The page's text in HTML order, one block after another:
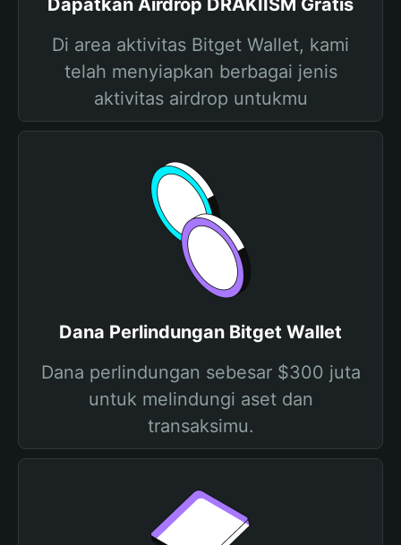
Dapatkan Airdrop DRAKIISM Gratis
Di area aktivitas Bitget Wallet, kami
telah menyiapkan berbagai jenis
aktivitas airdrop untukmu
Dana Perlindungan Bitget Wallet
Dana perlindungan sebesar $300 juta
untuk melindungi aset dan
transaksimu.